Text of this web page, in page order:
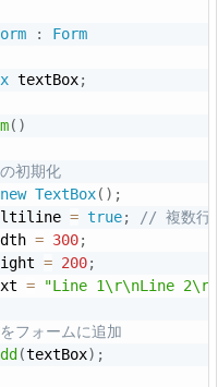
:
Form
textBox;
( )
初期化
new TextBox( ) ;
= true;
// 複数行
= 300;
= 200;
= "Line 1\r\nLine
フォームに追加
(textBox) ;